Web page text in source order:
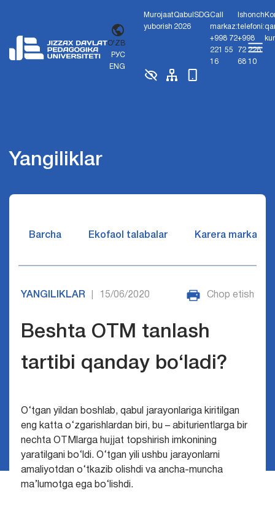
O'ZB
РУС
ENG
Murojaat
yuborish
Qabul
2026
SDGCall
markaz:
+998 72
221 55
16
Ishonch
telefoni:
+998
72 226
68 10
Yangiliklar
Barcha Ekofaol talabalar Karera markazi
YANGILIKLAR 15/06/2020 Chop etish
Beshta OTM tanlash
tartibi qanday bo‘ladi?
O‘tgan yildan boshlab, qabul jarayonlariga kiritilgan
eng katta o‘zgarishlardan biri, bu – abiturientlarga bir
nechta OTMlarga hujjat topshirish imkonining
yaratilgani bo‘ldi. O‘tgan yili ushbu jarayonlarni
amaliyotdan o‘tkazib olishdi va ancha-muncha
ma’lumotga ega bo‘lishdi.